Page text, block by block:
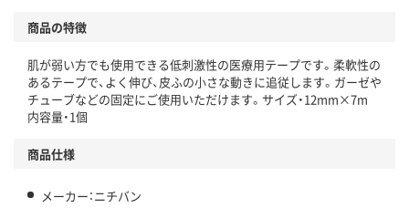
商品の特徴
肌が弱い方でも使用できる低刺激性の医療用テープです。柔軟性の
あるテープで、よく伸び、皮ふの小さな動きに追従します。ガーゼや
チューブなどの固定にご使用いただけます。サイズ・12mm×7m
内容量・1個
商品仕様
メーカー：ニチバン